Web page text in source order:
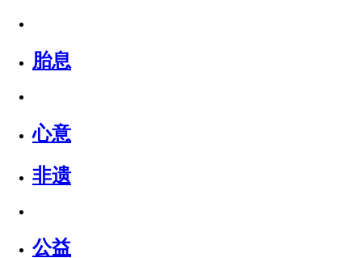
胎息
心意
非遗
公益